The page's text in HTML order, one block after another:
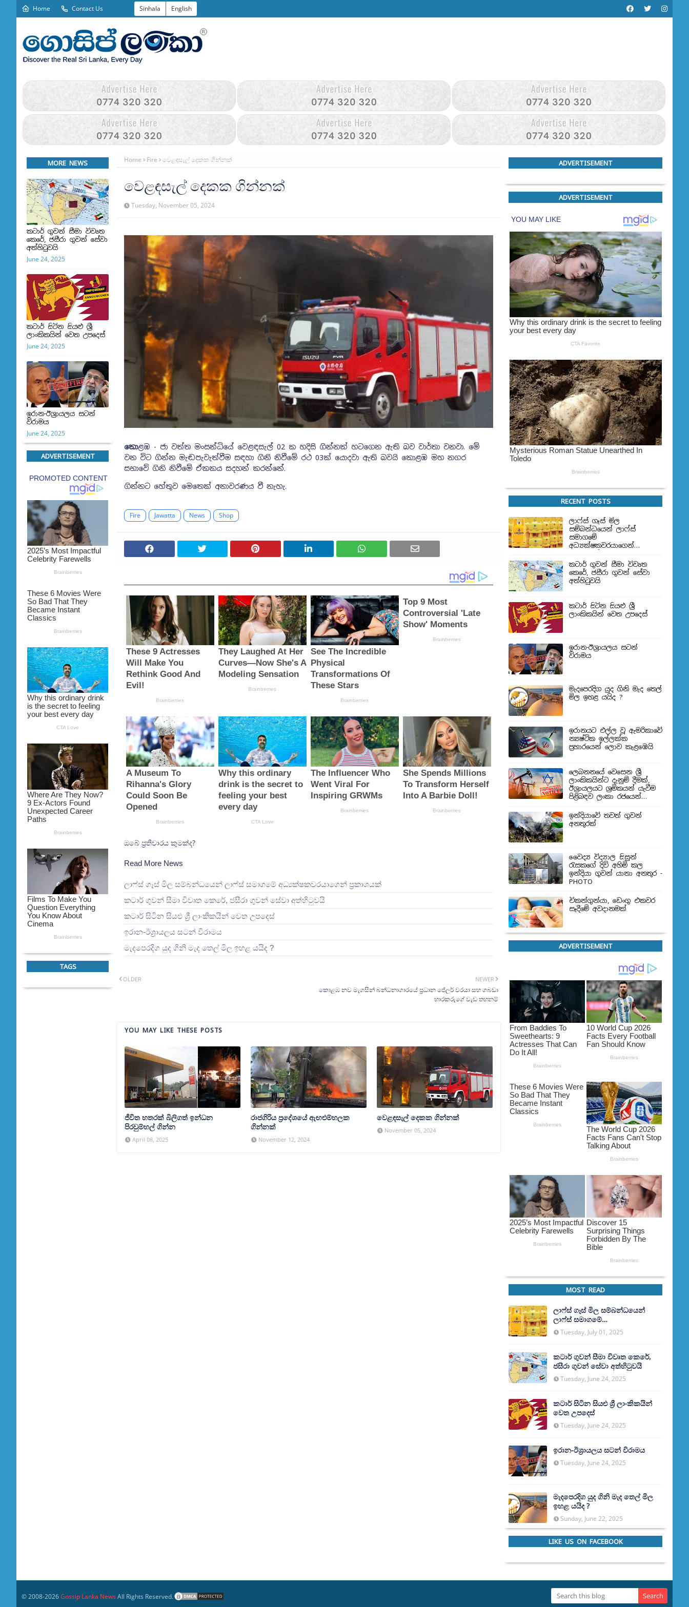
Home Contact Us Sinhala English
MORE NEWS
කටාර් ගුවන් සීමා විවෘත
කෙරේ, ජසීරා ගුවන් සේවා
අත්හි‍ටුවයි
June 24, 2025
කටාර් සිටින සියළු ශ්‍රී
ලාංකිකයින් වෙත උපදෙස්
June 24, 2025
ඉරාන-ඊශ්‍රායලය සටන්
විරාමය
June 24, 2025
ADVERTISEMENT
TAGS
Home Fire වෙළඳසැල් දෙකක ගින්නක්
වෙළඳසැල් දෙකක ගින්නක්
Tuesday, November 05, 2024
කොළඹ - ජා වත්ත මංසන්ධියේ වෙළඳසැල් 02 ක හදිසි ගින්නක් හටගෙන ඇති බව වාර්තා වනවා. මේ
වන විට ගින්න මැඬපැවැත්වීම සඳහා ගිනි නිවීමේ රථ 03ක් යොදවා ඇති බවයි කොළඹ මහ නගර
සභාවේ ගිනි නිවීමේ ඒකකය සදහන් කරන්නේ.
ගින්නට හේතුව මෙතෙක් අනාවරණය වී නැහැ.
Fire Jawatta News Shop
ඔබේ ප්‍රතිචාරය කුමක්ද?
Read More News
ලාෆ්ස් ගෑස් මිල සම්බන්ධයෙන් ලාෆ්ස් සමාගමේ අධ්‍යක්ෂකවරයාගෙන් ප්‍රකාශයක්
කටාර් ගුවන් සීමා විවෘත කෙරේ, ජසීරා ගුවන් සේවා අත්හි‍ටුවයි
කටාර් සිටින සියළු ශ්‍රී ලාංකිකයින් වෙත උපදෙස්
ඉරාන-ඊශ්‍රායලය සටන් විරාමය
මැදපෙරදිග යුද ගිනි මැද තෙල් මිල ඉහළ යයිද ?
NEWER
කොළඹ නව මැගසින් බන්ධනාගාරයේ ප්‍රධාන ජේලර් වරයා සහ ගබඩා
භාරකරුගේ වැඩ තහනම්
OLDER
YOU MAY LIKE THESE POSTS
ජීවිත හතරක් බිලිගත් ඉන්ධන
පිරවුම්හල් ගින්න
April 08, 2025
රාජගිරිය ප්‍රදේශයේ ඇඟළුම්හලක
ගින්නක්
November 12, 2024
වෙළඳසැල් දෙකක ගින්නක්
November 05, 2024
ADVERTISEMENT
ADVERTISEMENT
RECENT POSTS
ලාෆ්ස් ගෑස් මිල
සම්බන්ධයෙන් ලාෆ්ස්
සමාගමේ
අධ්‍යක්ෂකවරයාගෙන්
කටාර් ගුවන් සීමා විවෘත
කෙරේ, ජසීරා ගුවන් සේවා
අත්හි‍ටුවයි
කටාර් සිටින සියළු ශ්‍රී
ලාංකිකයින් වෙත උපදෙස්
ඉරාන-ඊශ්‍රායලය සටන්
විරාමය
මැදපෙරදිග යුද ගිනි මැද තෙල්
මිල ඉහළ යයිද ?
ඉරානයට එල්ල වූ ඇමරිකාවේ
න්‍යෂ්ටික ඉල්ලක්ක
ප්‍රහාරයෙන් ලොව කැළඹෙයි
ලෙබනනයේ වෙසෙන ශ්‍රී
ලාංකිකයින්ට දැනුම් දීමක්,
ඊශ්‍රායලයට ශ්‍රමිකයන් යැවීම
පිළිබඳව ලංකා රජයෙන්
ඉන්දියාවේ තවත් ගුවන්
අනතුරක්
වෛද්‍ය විද්‍යාල සිසුන්
‍රැසකගේ දිවි අහිමි කල
ඉන්දියා ගුවන් යානා අනතුර -
PHOTO
චිකන්ගුන්යා, ඩෙංගු එකවර
සෑදීමේ අවදානමක්
ADVERTISEMENT
MOST READ
ලාෆ්ස් ගෑස් මිල සම්බන්ධයෙන්
ලාෆ්ස් සමාගමේ
අධ්‍යක්ෂකවරයාගෙන් ප්‍රකාශයක්
Tuesday, July 01, 2025
කටාර් ගුවන් සීමා විවෘත කෙරේ,
ජසීරා ගුවන් සේවා අත්හි‍ටුවයි
Tuesday, June 24, 2025
කටාර් සිටින සියළු ශ්‍රී ලාංකිකයින්
වෙත උපදෙස්
Tuesday, June 24, 2025
ඉරාන-ඊශ්‍රායලය සටන් විරාමය
Tuesday, June 24, 2025
මැදපෙරදිග යුද ගිනි මැද තෙල් මිල
ඉහළ යයිද ?
Sunday, June 22, 2025
LIKE US ON FACEBOOK
© 2008-2026Gossip Lanka NewsAll Rights Reserved.